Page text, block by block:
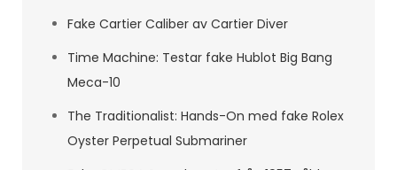
Fake Cartier Caliber av Cartier Diver
Time Machine: Testar fake Hublot Big Bang
Meca-10
The Traditionalist: Hands-On med fake Rolex
Oyster Perpetual Submariner